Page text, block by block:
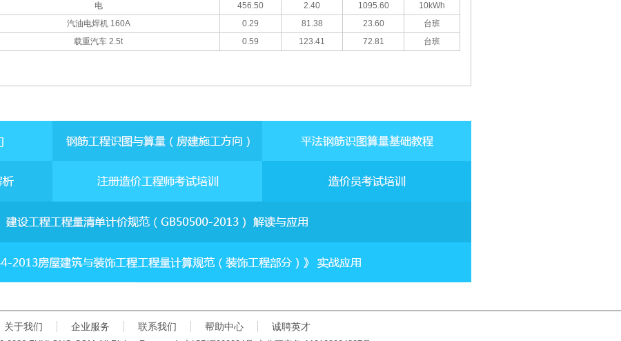
电 456.50 2.40 1095.60 10kWh
汽油电焊机 160A 0.29 81.38 23.60
台班
载重汽车 2.5t 0.59 123.41 72.81 台班
关于我们 企业服务 联系我们 帮助中心 诚聘英才